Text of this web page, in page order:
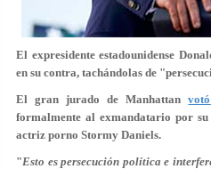
El expresidente estadounidense
en su contra, tachándolas de "
El gran jurado de Manhattanvotó
formalmente al exmandatario por
actriz porno Stormy Daniels.
"Esto es persecución política e